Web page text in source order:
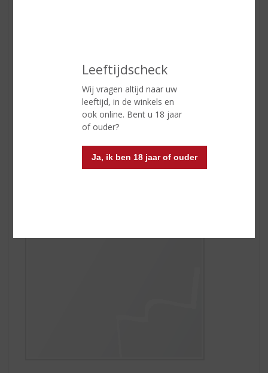
Leeftijdscheck
Wij vragen altijd naar uw
leeftijd, in de winkels en
ook online. Bent u 18 jaar
of ouder?
Ja, ik ben 18 jaar of ouder
Watermelon Fizz
cocktail is een 'Must Have To Try'. Deze populaire